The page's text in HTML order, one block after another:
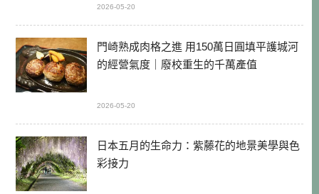
2026-05-20
門崎熟成肉格之進 用150萬日圓填平護城河
的經營氣度｜廢校重生的千萬產值
2026-05-20
日本五月的生命力：紫藤花的地景美學與色
彩接力